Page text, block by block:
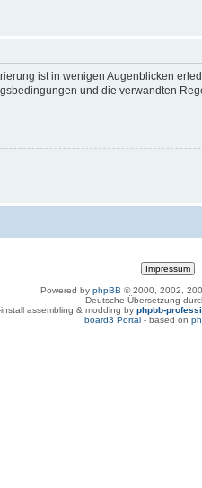
ist in wenigen Augenblicken
und die verwandten
Powered by phpBB © 2000, 2002,
Deutsche Übersetzung
assembling & modding by phpbb-
board3 Portal- based on